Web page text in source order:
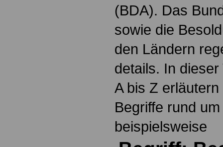
(BDA). Das
sowie die
den Ländern
details. In
A bis Z
Begriffe rund
beispielsweise